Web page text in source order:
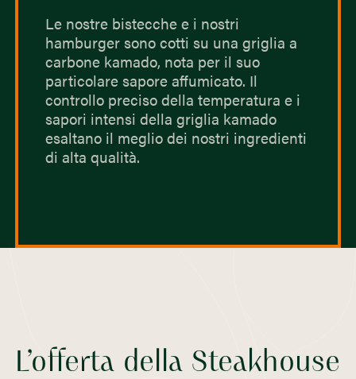
Le nostre bistecche e i nostri
hamburger sono cotti su una griglia a
carbone kamado, nota per il suo
particolare sapore affumicato. Il
controllo preciso della temperatura e i
sapori intensi della griglia kamado
esaltano il meglio dei nostri ingredienti
di alta qualità.
L’offerta della Steakhouse